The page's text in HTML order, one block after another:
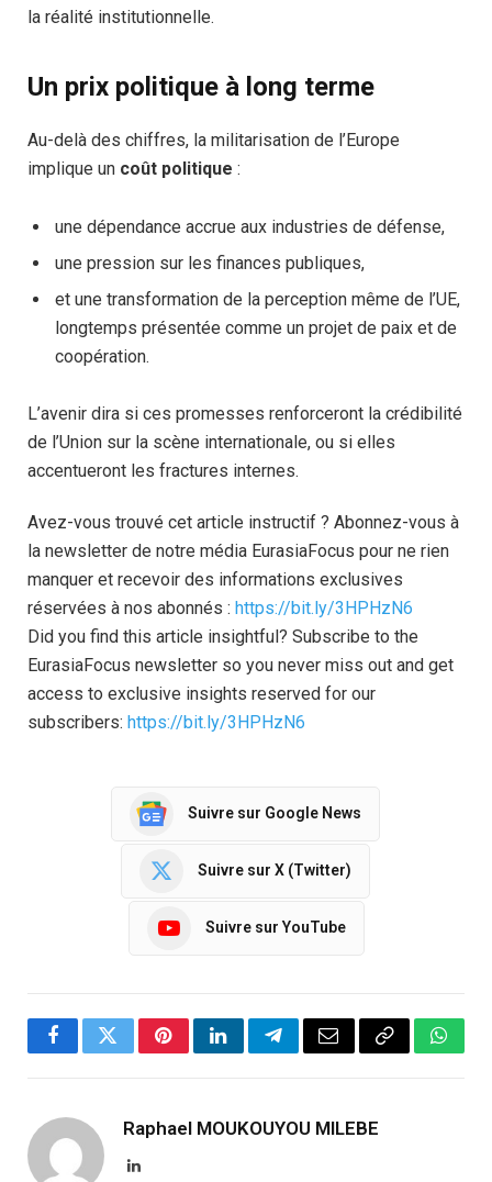
la réalité institutionnelle.
Un prix politique à long terme
Au-delà des chiffres, la militarisation de l’Europe
implique un coût politique :
une dépendance accrue aux industries de défense,
une pression sur les finances publiques,
et une transformation de la perception même de l’UE,
longtemps présentée comme un projet de paix et de
coopération.
L’avenir dira si ces promesses renforceront la crédibilité
de l’Union sur la scène internationale, ou si elles
accentueront les fractures internes.
Avez-vous trouvé cet article instructif ? Abonnez-vous à
la newsletter de notre média EurasiaFocus pour ne rien
manquer et recevoir des informations exclusives
réservées à nos abonnés : https://bit.ly/3HPHzN6
Did you find this article insightful? Subscribe to the
EurasiaFocus newsletter so you never miss out and get
access to exclusive insights reserved for our
subscribers: https://bit.ly/3HPHzN6
Suivre sur Google News
Suivre sur X (Twitter)
Suivre sur YouTube
FacebookTwitterPinterestLinkedInTelegramEmail Copy
Raphael MOUKOUYOU MILEBE
LinkedIn